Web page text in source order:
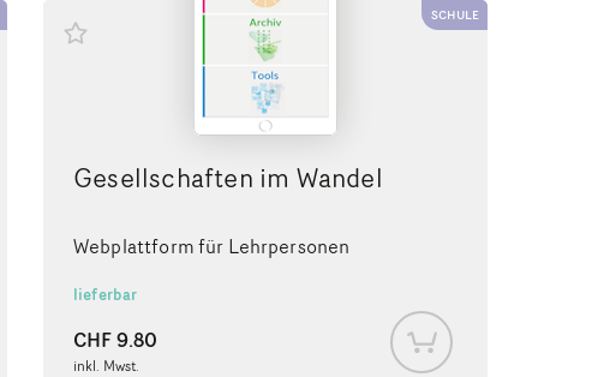
SCHULE
Gesellschaften im Wandel
Webplattform für Lehrpersonen
lieferbar
CHF9.80
inkl. Mwst.